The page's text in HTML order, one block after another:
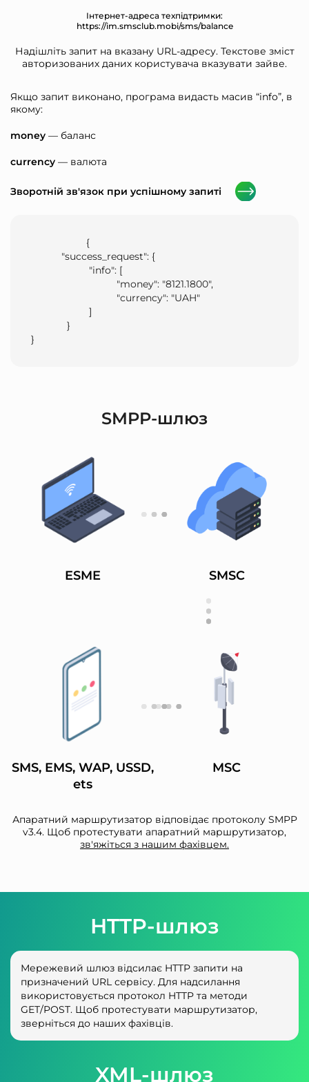
Інтернет-адреса техпідтримки:
https://im.smsclub.mobi/sms/balance
Надішліть запит на вказану URL-адресу. Текстове зміст
авторизованих даних користувача вказувати зайве.
Якщо запит виконано, програма видасть масив “info”, в
якому:
money — баланс
currency — валюта
Зворотній зв'язок при успішному запиті
                    {
           "success_request": {
                     "info": [
                               "money": "8121.1800",
                               "currency": "UAH"
                     ]
             }
}
SMPP-шлюз
ESME SMSC
MSC
SMS, EMS, WAP, USSD,
ets
Апаратний маршрутизатор відповідає протоколу SMPP
v3.4. Щоб протестувати апаратний маршрутизатор,
зв'яжіться з нашим фахівцем.
HTTP-шлюз
Мережевий шлюз відсилає HTTP запити на
призначений URL сервісу. Для надсилання
використовується протокол HTTP та методи
GET/POST. Щоб протестувати маршрутизатор,
зверніться до наших фахівців.
XML-шлюз